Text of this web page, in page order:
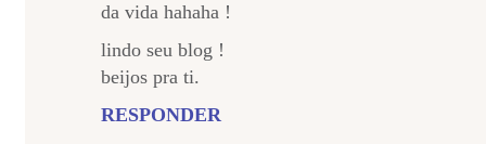
da vida hahaha !
lindo seu blog !
beijos pra ti.
RESPONDER